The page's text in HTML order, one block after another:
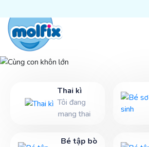
Cùng con khôn
Để chuyến hành trình cùng con trở
Thai kì
Tôi đang
mang thai
Bé tập bò